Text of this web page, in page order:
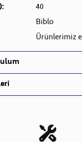
40
Biblo
Ürünlerimiz
aldıktan sonra en
güçlü lojistik
en hızlı